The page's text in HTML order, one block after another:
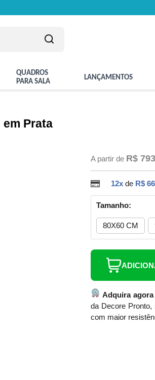
QUADROS
PARA SALA
LANÇAMENTOS
Prata
A partir de R$
12x de R$
Tamanho:
80X60 CM
Adquira
da Decore Pronto,
com maior